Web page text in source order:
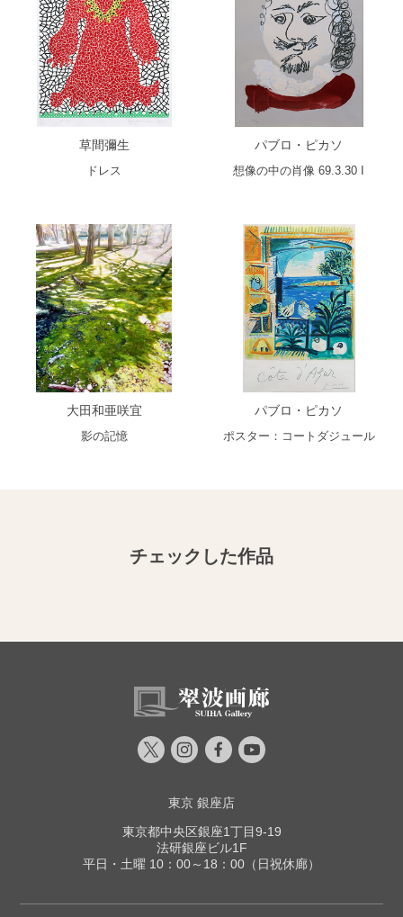
草間彌生
ドレス
パブロ・ピカソ
想像の中の肖像 69.3.30 I
大田和亜咲宜
影の記憶
パブロ・ピカソ
ポスター：コートダジュール
チェックした作品
東京 銀座店
東京都中央区銀座1丁目9-19
法研銀座ビル1F
平日・土曜 10：00～18：00（日祝休廊）